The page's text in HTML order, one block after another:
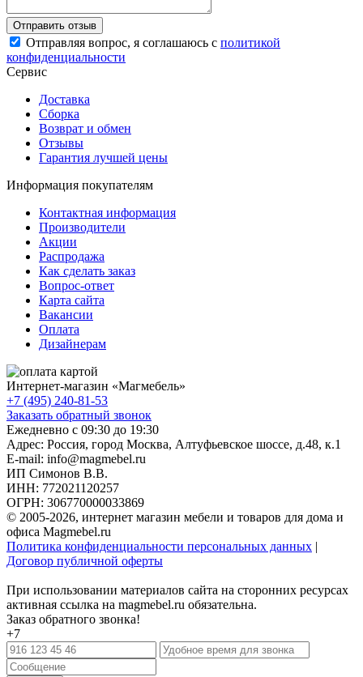
Отправляя вопрос, я соглашаюсь с политикой
конфиденциальности
Сервис
Доставка
Сборка
Возврат и обмен
Отзывы
Гарантия лучшей цены
Информация покупателям
Контактная информация
Производители
Акции
Распродажа
Как сделать заказ
Вопрос-ответ
Карта сайта
Вакансии
Оплата
Дизайнерам
Интернет-магазин «Магмебель»
+7 (495) 240-81-53
Заказать обратный звонок
Ежедневно с 09:30 до 19:30
Адрес: Россия, город Москва, Алтуфьевское шоссе, д.48, к.1
E-mail: info@magmebel.ru
ИП Симонов В.В.
ИНН: 772021120257
ОГРН: 306770000033869
© 2005-2026, интернет магазин мебели и товаров для дома и
офиса Magmebel.ru
Политика конфиденциальности персональных данных |
Договор публичной оферты
При использовании материалов сайта на сторонних ресурсах
активная ссылка на magmebel.ru обязательна.
Заказ обратного звонка!
+7